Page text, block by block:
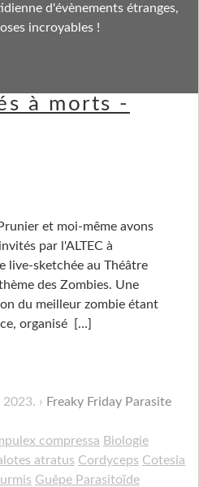
à morts -
et moi-même avons
par l'ALTEC à
live-sketchée au Théâtre
des Zombies. Une
du meilleur zombie étant
organisé
[…]
2023. Freaky Friday Parasite
compressa Biologie
atratus Cordyceps Cotesia
Guêpe Parasitoïde
d'évènements étranges,
incroyables !